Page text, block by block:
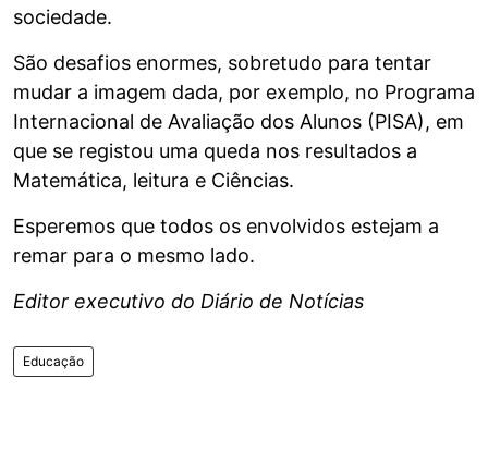
sociedade.
São desafios enormes, sobretudo para tentar
mudar a imagem dada, por exemplo, no Programa
Internacional de Avaliação dos Alunos (PISA), em
que se registou uma queda nos resultados a
Matemática, leitura e Ciências.
Esperemos que todos os envolvidos estejam a
remar para o mesmo lado.
Editor executivo do Diário de Notícias
Educação